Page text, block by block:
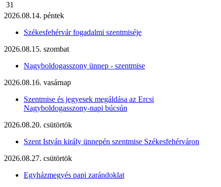
31
2026.08.14. péntek
Székesfehérvár fogadalmi szentmiséje
2026.08.15. szombat
Nagyboldogasszony ünnep - szentmise
2026.08.16. vasárnap
Szentmise és jegyesek megáldása az Ercsi
Nagyboldogasszony-napi búcsún
2026.08.20. csütörtök
Szent István király ünnepén szentmise Székesfehérváron
2026.08.27. csütörtök
Egyházmegyés papi zarándoklat